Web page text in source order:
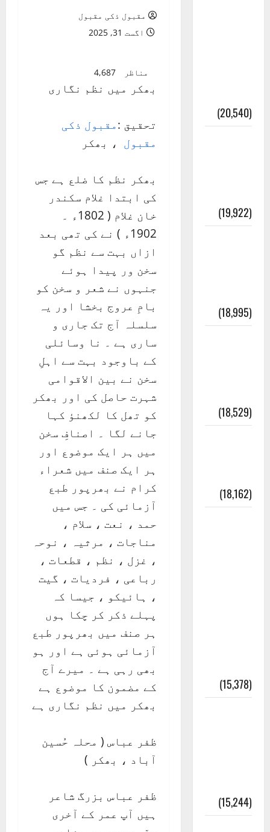
مقبول ذکی مقبول
اگست 31, 2025
مناظر 4,687
بھکر میں نظم نگاری
تحقیق :مقبول ذکی
مقبول ، بھکر
بھکر نظم کا ضلع ہے جس
کی ابتدا غلام سکندر
خان غلام ( 1802ء ۔
1902ء ) نے کی تھی بعد
ازاں بہت سے نظم گو
سخن ور پیدا ہوئے
جنہوں نے شعر و سخن کو
بامِ عروج بخشا اور یہ
سلسلہ آج تک جاری و
ساری ہے ۔ نا وسائلی
کے باوجود بہت سے اہلِ
سخن نے بین الاقوامی
شہرت حاصل کی اور بھکر
کو تھل کا لکھنؤ کہا
جانے لگا ۔ اصنافِ سخن
میں ہر ایک موضوع اور
ہر ایک صنف میں شعراء
کرام نے بھرپور طبع
آزمائی کی ۔ جس میں
حمد ، نعت ، سلام ،
مناجات ، مرثیہ ، نوحہ
، غزل ، نظم ، قطعات ،
رباعی ، فردیات ، گیت
، ہائیکو ، جیسا کہ
پہلے ذکر کر چکا ہوں
ہر صنف میں بھرپور طبع
آزمائی ہوئی ہے اور ہو
بھی رہی ہے ۔ میرے آج
کے مضمون کا موضوع ہے
بھکر میں نظم نگاری ہے
ظفر عباس ( محلہ حُسین
آباد ، بھکر )
ظفر عباس بزرگ شاعر
ہیں آپ عمر کے آخری
(20,540)
(19,922)
(18,995)
(18,529)
(18,162)
(15,378)
(15,244)